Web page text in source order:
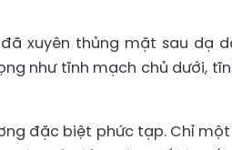
xuyên thủng mặt sau dạ
như tĩnh mạch chủ dưới,
đặc biệt phức tạp. Chỉ